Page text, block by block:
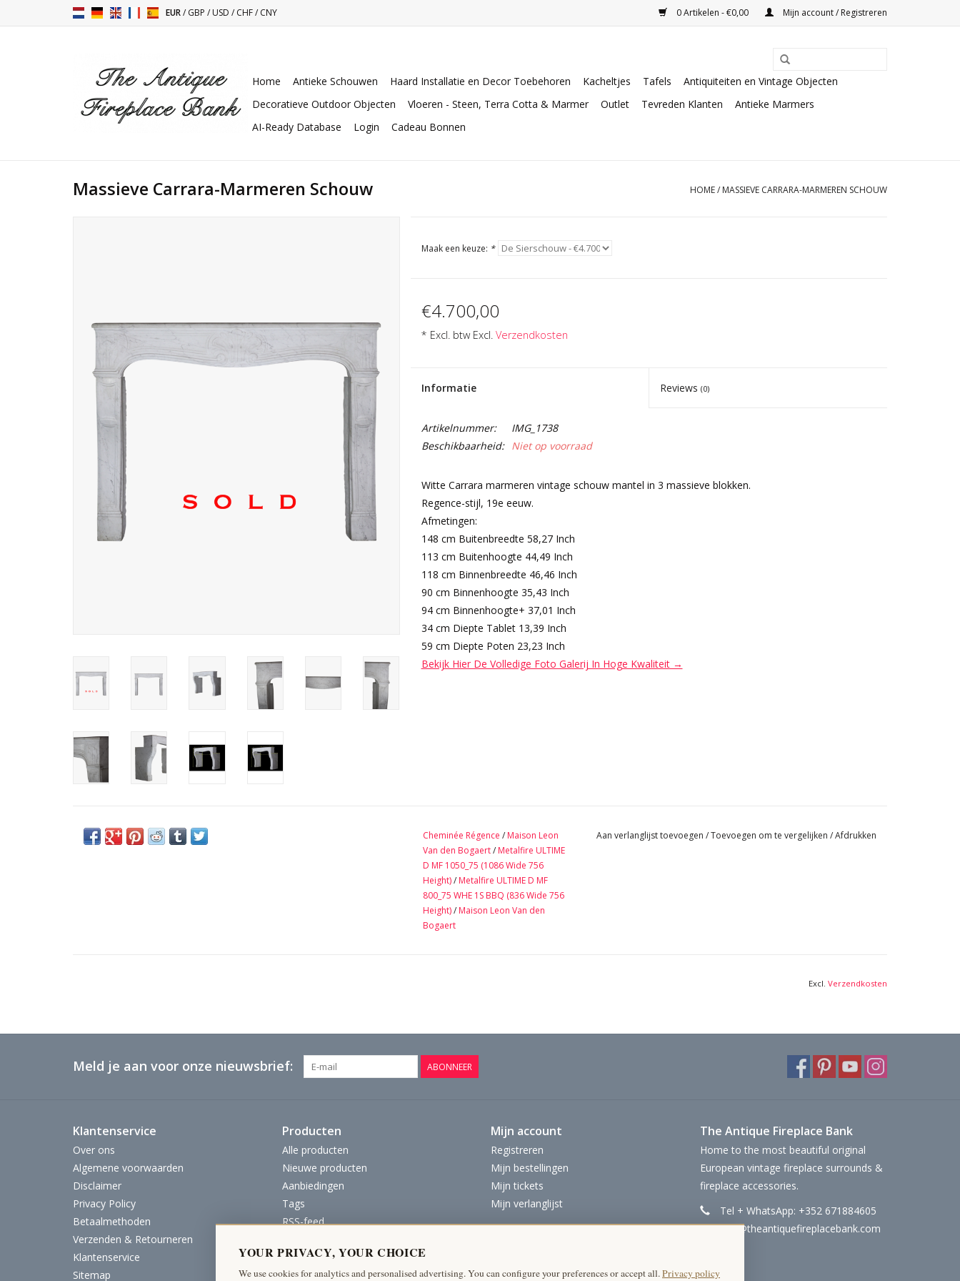
EUR/GBP /USD /CHF/CNY 0 Artikelen - €0,00 Mijn account / Registreren
Home Antieke Schouwen Haard Installatie en Decor Toebehoren Kacheltjes Tafels
Antiquiteiten en Vintage Objecten
Decoratieve Outdoor Objecten
Vloeren - Steen, Terra Cotta & Marmer Outlet Tevreden Klanten
Antieke Marmers
AI-Ready Database
Login Cadeau Bonnen
Massieve Carrara-Marmeren Schouw HOME/ MASSIEVE CARRARA-MARMEREN SCHOUW
Maak een keuze: *
€4.700,00
* Excl. btw Excl. Verzendkosten
Informatie Reviews(0)
Artikelnummer:
IMG_1738
Beschikbaarheid:
Niet op voorraad
Witte Carrara marmeren vintage schouw mantel in 3 massieve blokken.
Regence-stijl, 19e eeuw.
Afmetingen:
148 cm Buitenbreedte 58,27 Inch
113 cm Buitenhoogte 44,49 Inch
118 cm Binnenbreedte 46,46 Inch
90 cm Binnenhoogte 35,43 Inch
94 cm Binnenhoogte+ 37,01 Inch
34 cm Diepte Tablet 13,39 Inch
59 cm Diepte Poten 23,23 Inch
Bekijk Hier De Volledige Foto Galerij In Hoge Kwaliteit →
Cheminée Régence / Maison Leon
Van den Bogaert/ Metalfire ULTIME
D MF 1050_75 (1086 Wide 756
Height)/ Metalfire ULTIME D MF
800_75 WHE 1S BBQ (836 Wide 756
Height)/ Maison Leon Van den
Bogaert
Aan verlanglijst toevoegen /Toevoegen om te vergelijken /Afdrukken
Excl. Verzendkosten
Meld je aan voor onze nieuwsbrief: ABONNEER
Klantenservice
Over ons
Algemene voorwaarden
Disclaimer
Privacy Policy
Betaalmethoden
Verzenden & Retourneren
Klantenservice
Sitemap
Producten
Alle producten
Nieuwe producten
Aanbiedingen
Tags
RSS-feed
Mijn account
Registreren
Mijn bestellingen
Mijn tickets
Mijn verlanglijst
The Antique Fireplace Bank
Home to the most beautiful original
European vintage fireplace surrounds &
fireplace accessories.
Tel + WhatsApp: +352 671884605
info@theantiquefireplacebank.com
YOUR PRIVACY, YOUR CHOICE
We use cookies for analytics and personalised advertising. You can configure your preferences or accept all.Privacy policy